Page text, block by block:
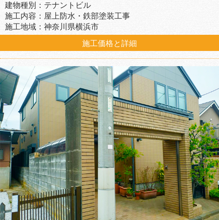
建物種別：テナントビル
施工内容：屋上防水・鉄部塗装工事
施工地域：神奈川県横浜市
施工価格と詳細